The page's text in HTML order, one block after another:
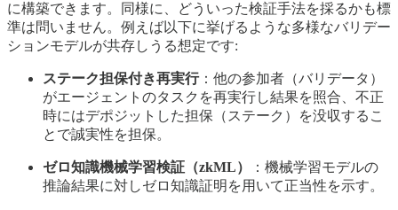
に構築できます。同様に、どういった検証手法を採るかも標
準は問いません。例えば以下に挙げるような多様なバリデー
ションモデルが共存しうる想定です:
ステーク担保付き再実行：他の参加者（バリデータ）
がエージェントのタスクを再実行し結果を照合、不正
時にはデポジットした担保（ステーク）を没収するこ
とで誠実性を担保。
ゼロ知識機械学習検証（zkML）
：機械学習モデルの
推論結果に対しゼロ知識証明を用いて正当性を示す。